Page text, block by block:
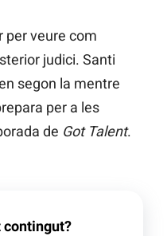
per veure com
judici. Santi
segon la mentre
per a les
de Got Talent.
contingut?